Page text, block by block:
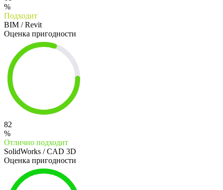
%
Подходит
BIM / Revit
Оценка пригодности
82
%
Отлично подходит
SolidWorks / CAD 3D
Оценка пригодности